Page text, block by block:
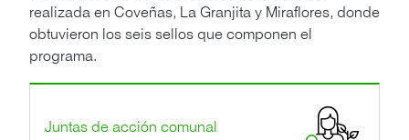
realizada en Coveñas, La Granjita y Miraflores, donde
obtuvieron los seis sellos que componen el
programa.
Juntas de acción comunal